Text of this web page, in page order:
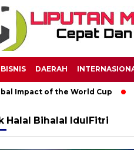
BISNIS DAERAH
of the World Cup
Halal Bihalal IdulFitri